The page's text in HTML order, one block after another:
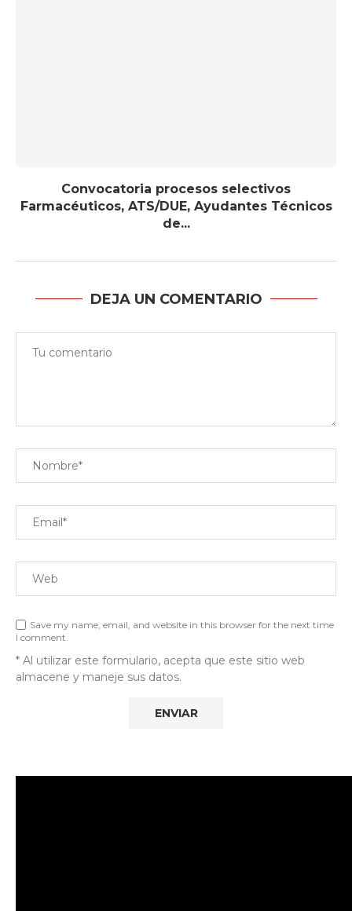
Convocatoria procesos selectivos
Farmacéuticos, ATS/DUE, Ayudantes Técnicos
de...
DEJA UN COMENTARIO
Save my name, email, and website in this browser for the next time
I comment.
* Al utilizar este formulario, acepta que este sitio web
almacene y maneje sus datos.